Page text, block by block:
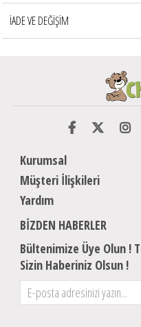
İADE VE DEĞİŞİM
Kurumsal
Müşteri İlişkileri
Yardım
BIZDEN HABERLER
Bültenimize Üye Olun !
Sizin Haberiniz Olsun !